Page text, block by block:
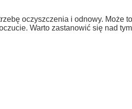
oczyszczenia i odnowy. Może
Warto zastanowić się nad